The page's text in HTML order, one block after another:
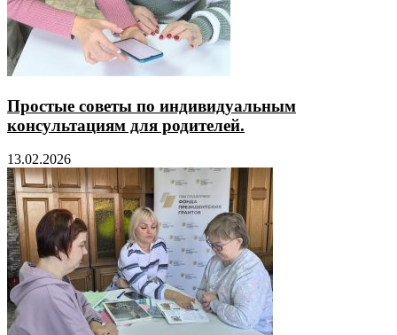
Простые советы по индивидуальным
консультациям для родителей.
13.02.2026